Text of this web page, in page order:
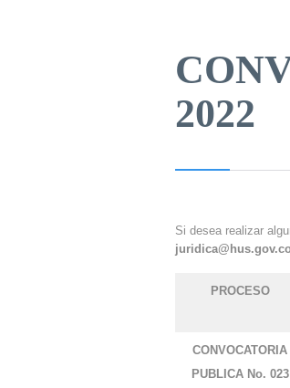
2022
Si desea realizar
PROCESO
CONVOCATORIA
PUBLICA No. 023